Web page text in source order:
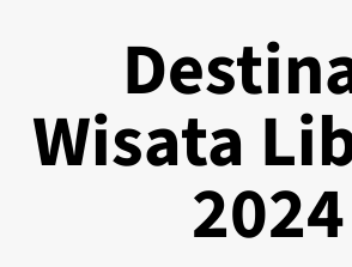
Wisata
2024